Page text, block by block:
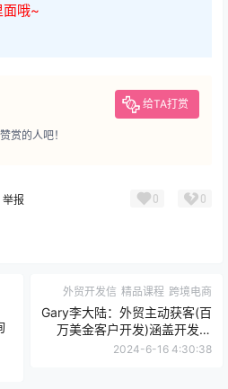
面哦~
给TA打赏
赏的人吧！
举报 0 0
外贸开发信 精品课程 跨境电商
Gary李大陆：外贸主动获客(百
万美金客户开发)涵盖开发客
户、客户背调以及寻找目标客
2024-6-16 4:30:38